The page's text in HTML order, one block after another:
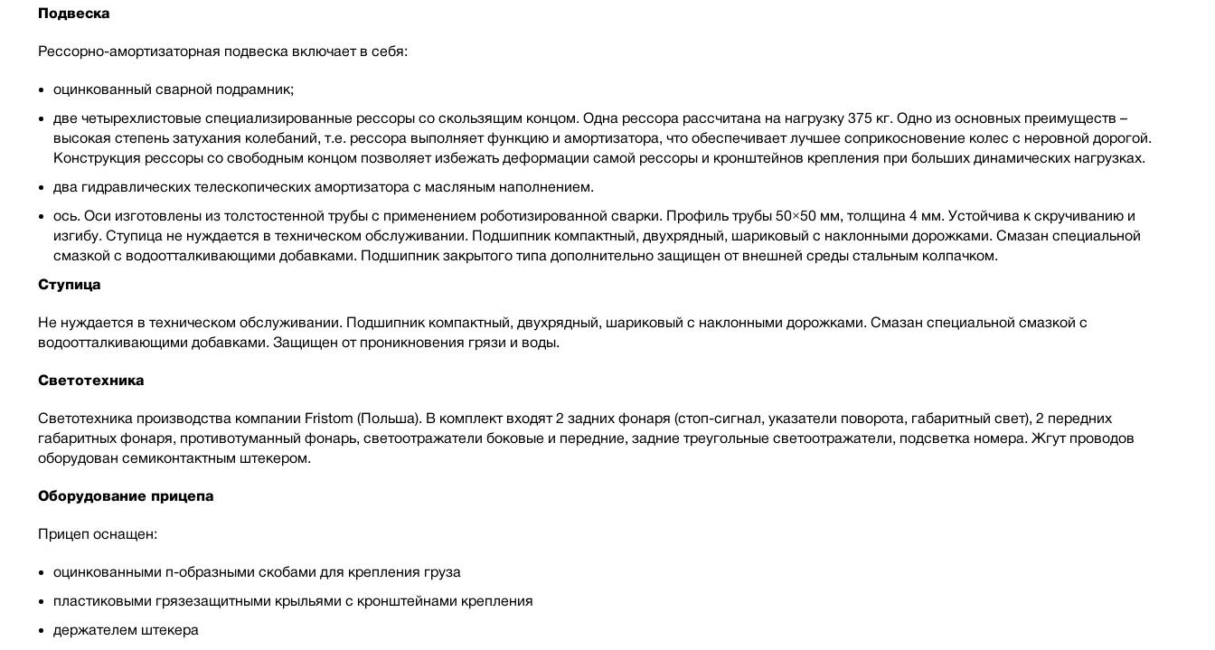
Подвеска
Рессорно-амортизаторная подвеска включает в себя:
оцинкованный сварной подрамник;
две четырехлистовые специализированные рессоры со скользящим концом. Одна рессора рассчитана на нагрузку 375 кг. Одно из основных преимуществ –
высокая степень затухания колебаний, т.е. рессора выполняет функцию и амортизатора, что обеспечивает лучшее соприкосновение колес с неровной дорогой.
Конструкция рессоры со свободным концом позволяет избежать деформации самой рессоры и кронштейнов крепления при больших динамических нагрузках.
два гидравлических телескопических амортизатора с масляным наполнением.
ось. Оси изготовлены из толстостенной трубы с применением роботизированной сварки. Профиль трубы 50×50 мм, толщина 4 мм. Устойчива к скручиванию и
изгибу. Ступица не нуждается в техническом обслуживании. Подшипник компактный, двухрядный, шариковый с наклонными дорожками. Смазан специальной
смазкой с водоотталкивающими добавками. Подшипник закрытого типа дополнительно защищен от внешней среды стальным колпачком.
Ступица
Не нуждается в техническом обслуживании. Подшипник компактный, двухрядный, шариковый с наклонными дорожками. Смазан специальной смазкой с
водоотталкивающими добавками. Защищен от проникновения грязи и воды.
Светотехника
Светотехника производства компании Fristom (Польша). В комплект входят 2 задних фонаря (стоп-сигнал, указатели поворота, габаритный свет), 2 передних
габаритных фонаря, противотуманный фонарь, светоотражатели боковые и передние, задние треугольные светоотражатели, подсветка номера. Жгут проводов
оборудован семиконтактным штекером.
Оборудование прицепа
Прицеп оснащен:
оцинкованными п-образными скобами для крепления груза
пластиковыми грязезащитными крыльями с кронштейнами крепления
держателем штекера